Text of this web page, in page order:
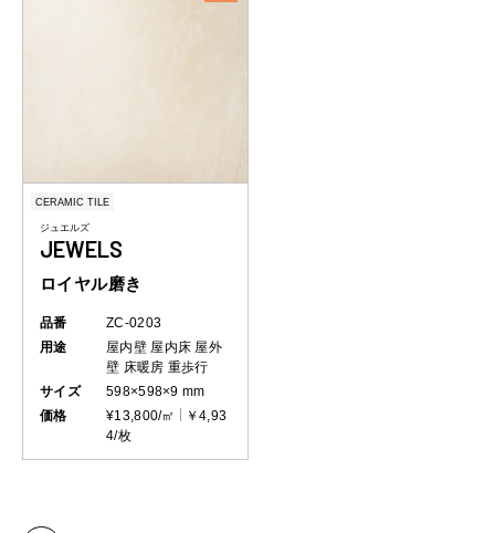
CERAMIC TILE
ジュエルズ
JEWELS
ロイヤル磨き
品番
ZC-0203
用途
屋内壁 屋内床 屋外
壁 床暖房 重歩行
サイズ
598×598×9 mm
価格
¥13,800/㎡
￥4,93
4/枚